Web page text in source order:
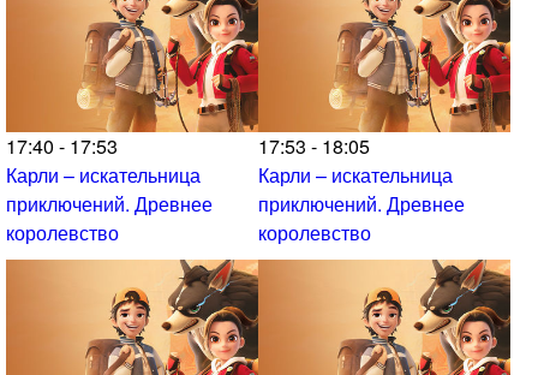
17:40 - 17:53
Карли – искательница
приключений. Древнее
королевство
17:53 - 18:05
Карли – искательница
приключений. Древнее
королевство